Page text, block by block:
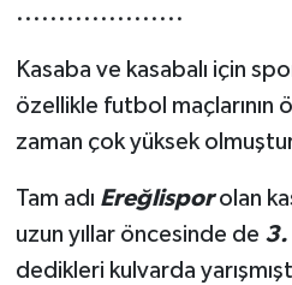
....................
Kasaba ve kasabalı için
özellikle futbol maçlarının
zaman çok yüksek
Tam adı Ereğlisporolan
uzun yıllar öncesinde de 3.
dedikleri kulvarda